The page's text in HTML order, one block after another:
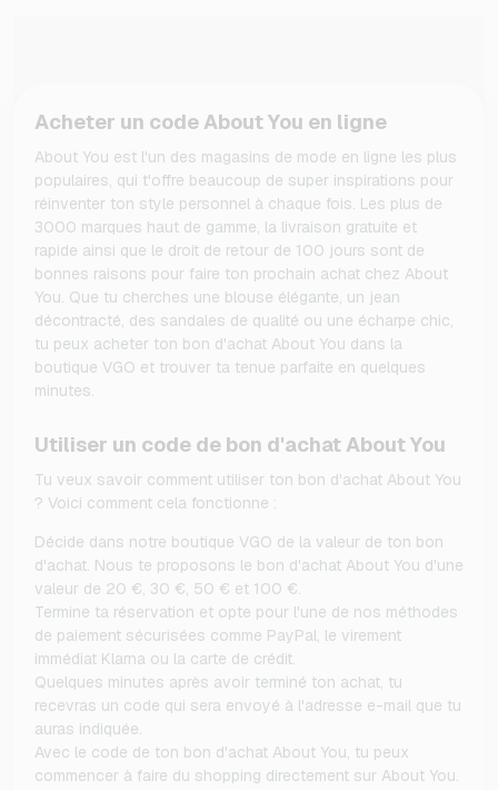
Acheter un code About You en ligne
About You est l'un des magasins de mode en ligne les plus
populaires, qui t'offre beaucoup de super inspirations pour
réinventer ton style personnel à chaque fois. Les plus de
3000 marques haut de gamme, la livraison gratuite et
rapide ainsi que le droit de retour de 100 jours sont de
bonnes raisons pour faire ton prochain achat chez About
You. Que tu cherches une blouse élégante, un jean
décontracté, des sandales de qualité ou une écharpe chic,
tu peux acheter ton bon d'achat About You dans la
boutique VGO et trouver ta tenue parfaite en quelques
minutes.
Utiliser un code de bon d'achat About You
Tu veux savoir comment utiliser ton bon d'achat About You
? Voici comment cela fonctionne :
Décide dans notre boutique VGO de la valeur de ton bon
d'achat. Nous te proposons le bon d'achat About You d'une
valeur de 20 €, 30 €, 50 € et 100 €.
Termine ta réservation et opte pour l'une de nos méthodes
de paiement sécurisées comme PayPal, le virement
immédiat Klarna ou la carte de crédit.
Quelques minutes après avoir terminé ton achat, tu
recevras un code qui sera envoyé à l'adresse e-mail que tu
auras indiquée.
Avec le code de ton bon d'achat About You, tu peux
commencer à faire du shopping directement sur About You.